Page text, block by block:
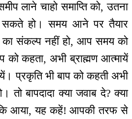
लाने चाहो समाप्ति को, उतना
सकते हो। समय आने पर तैयार
का संकल्प नहीं हो, आप समय को
कहता, अभी ब्राह्मण आत्मायें
प्रकृति भी बाप को कहती अभी
तो बापदादा क्या जवाब दे? क्या
आया, यह कहें! आपकी तरफ से